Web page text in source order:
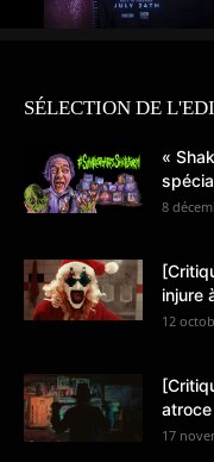
SÉLECTION DE
«
8
injure
12
17